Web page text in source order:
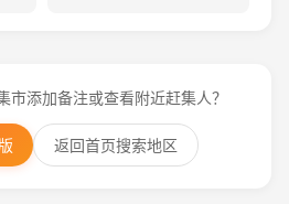
市添加备注或查看附近赶集人？
返回首页搜索地区